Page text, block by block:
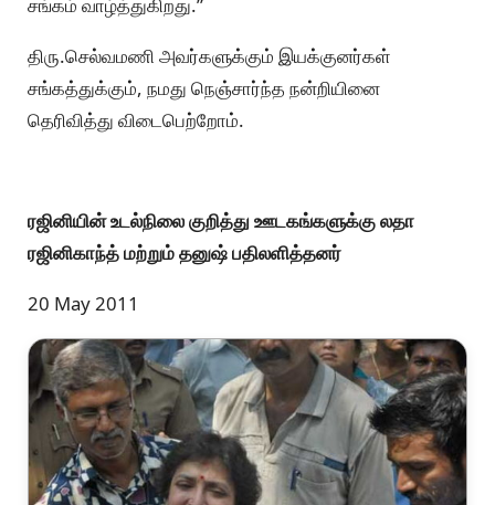
திரு.செல்வமணி அவர்களுக்கும் இயக்குனர்கள்
சங்கத்துக்கும், நமது நெஞ்சார்ந்த நன்றியினை
தெரிவித்து விடைபெற்றோம்.
ரஜினியின் உடல்நிலை குறித்து ஊடகங்களுக்கு லதா
ரஜினிகாந்த் மற்றும் தனுஷ் பதிலளித்தனர்
20 May 2011